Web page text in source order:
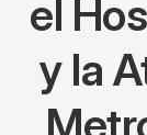
el
y la